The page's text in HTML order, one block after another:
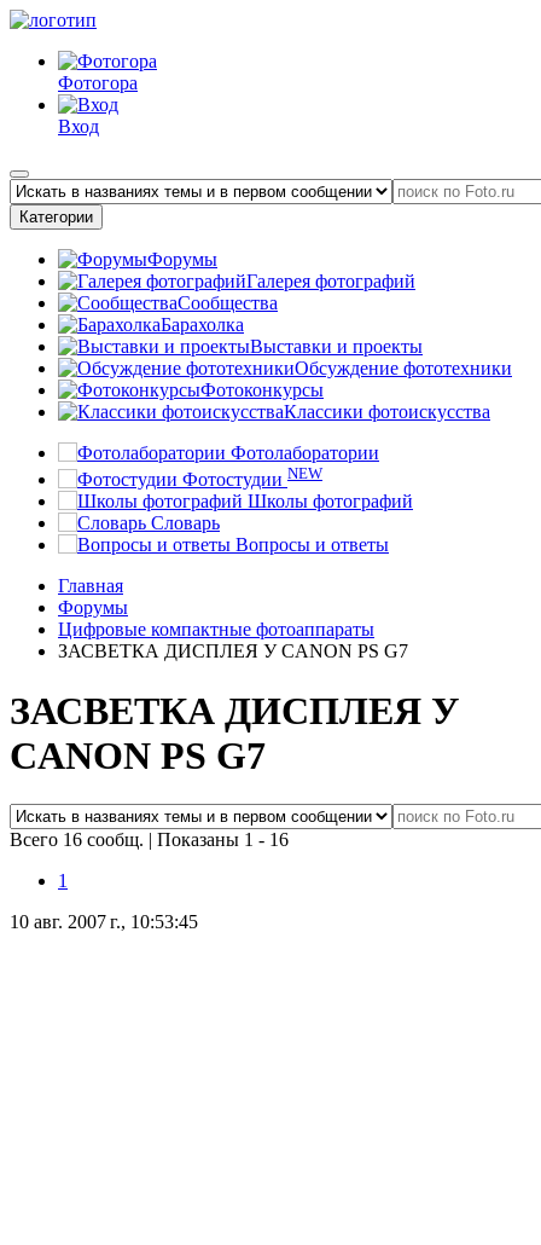
Фотогора
Вход
Категории
Форумы
Галерея фотографий
Сообщества
Барахолка
Выставки и проекты
Обсуждение фототехники
Фотоконкурсы
Классики фотоискусства
Фотолаборатории
Фотостудии NEW
Школы фотографий
Словарь
Вопросы и ответы
Главная
Форумы
Цифровые компактные фотоаппараты
ЗАСВЕТКА ДИСПЛЕЯ У CANON PS G7
ЗАСВЕТКА ДИСПЛЕЯ У
CANON PS G7
Всего 16 сообщ. | Показаны 1 - 16
1
10 авг. 2007 г., 10:53:45